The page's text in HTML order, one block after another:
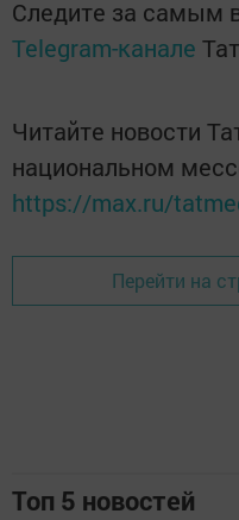
Следите за самым
Telegram-канале
Читайте новости
национальном
https://max.ru/
Перейти на
Топ 5 новостей